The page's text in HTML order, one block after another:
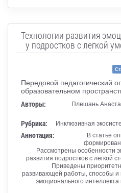
Технологии развития
у подростков с легкой
Передовой педагогический
образовательном
Авторы:
Плешань
Рубрика: Инклюзивная
Аннотация:
В статье
Рассмотрены особенности
развития подростков с легкой
Приведены
развивающей работы, способы и
эмоционального интеллекта